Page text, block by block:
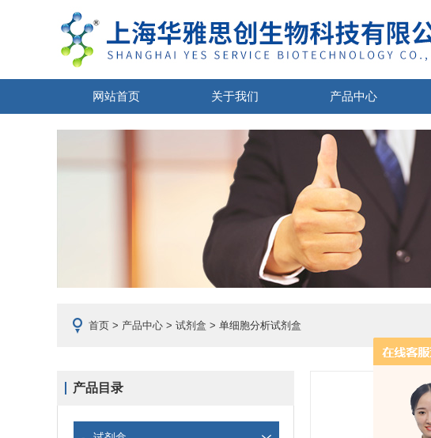
网站首页 关于我们 产品中心
首页 > 产品中心 > 试剂盒 > 单细胞分析试剂盒
产品目录